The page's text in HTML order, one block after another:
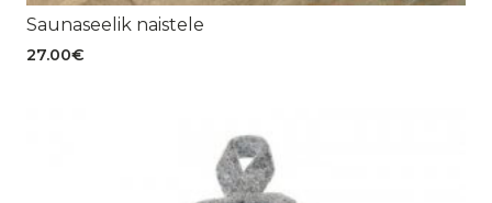
Saunaseelik naistele
27.00€